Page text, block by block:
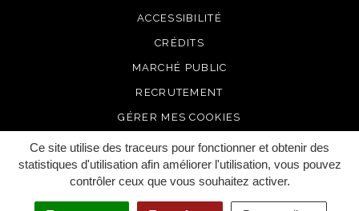
Ce site utilise des traceurs pour fonctionner et obtenir des
statistiques d'utilisation afin améliorer l'utilisation, vous pouvez
contrôler ceux que vous souhaitez activer.
ACCESSIBILITÉ
CRÉDITS
MARCHÉ PUBLIC
RECRUTEMENT
GÉRER MES COOKIES